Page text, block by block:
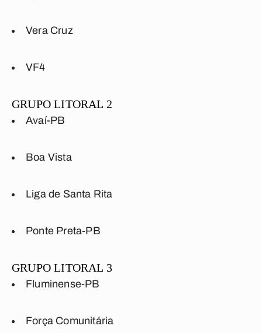
Vera Cruz
VF4
GRUPO LITORAL 2
Avaí-PB
Boa Vista
Liga de Santa Rita
Ponte Preta-PB
GRUPO LITORAL 3
Fluminense-PB
Força Comunitária